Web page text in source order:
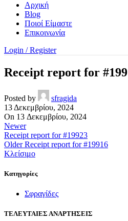
Αρχική
Blog
Ποιοί Είμαστε
Επικοινωνία
Login / Register
Receipt report for
Posted by
sfragida
13 Δεκεμβρίου, 2024
On 13 Δεκεμβρίου, 2024
Newer
Receipt report for #19923
Older Receipt report for #19916
Κλείσιμο
Kατηγορίες
Σφραγίδες
ΤΕΛΕΥΤΑΙΕΣ ΑΝΑΡΤΗΣΕΙΣ